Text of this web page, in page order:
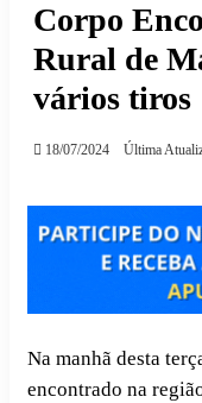
Corpo
Rural de
vários tiros
18/07/2024 Última
Na manhã desta
encontrado na